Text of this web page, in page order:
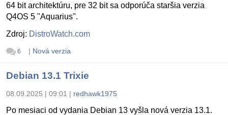
64 bit architektúru, pre 32 bit sa odporúča staršia verzia
Q4OS 5 "Aquarius".
Zdroj: DistroWatch.com
6 | Nová verzia
Debian 13.1 Trixie
08.09.2025 | 09:01 | redhawk1975
Po mesiaci od vydania Debian 13 vyšla nová verzia 13.1.